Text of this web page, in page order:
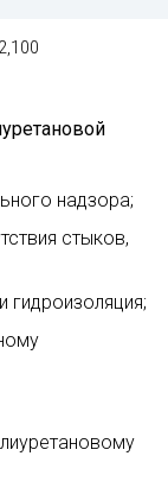
2,100
надзора;
стыков,
гидроизоляция;